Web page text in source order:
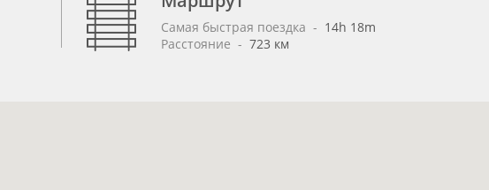
Самая быстрая поездка - 14h 18m
Расстояние - 723 км